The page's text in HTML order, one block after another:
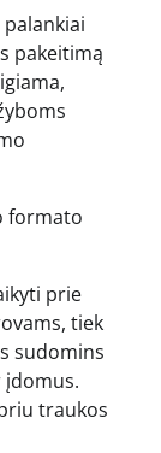
pakeitimą
formato
prie
tiek
sudomins
įdomus.
traukos